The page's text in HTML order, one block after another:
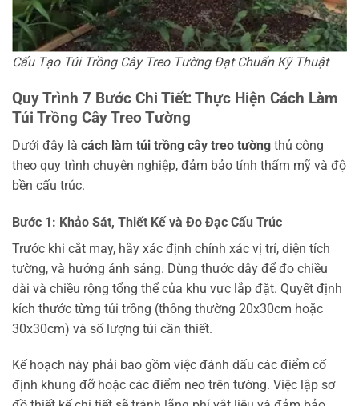
Cấu Tạo Túi Trồng Cây Treo Tường Đạt Chuẩn Kỹ Thuật
Quy Trình 7 Bước Chi Tiết: Thực Hiện Cách Làm
Túi Trồng Cây Treo Tường
Dưới đây là cách làm túi trồng cây treo tường thủ công
theo quy trình chuyên nghiệp, đảm bảo tính thẩm mỹ và độ
bền cấu trúc.
Bước 1: Khảo Sát, Thiết Kế và Đo Đạc Cấu Trúc
Trước khi cắt may, hãy xác định chính xác vị trí, diện tích
tường, và hướng ánh sáng. Dùng thước dây để đo chiều
dài và chiều rộng tổng thể của khu vực lắp đặt. Quyết định
kích thước từng túi trồng (thông thường 20x30cm hoặc
30x30cm) và số lượng túi cần thiết.
Kế hoạch này phải bao gồm việc đánh dấu các điểm cố
định khung đỡ hoặc các điểm neo trên tường. Việc lập sơ